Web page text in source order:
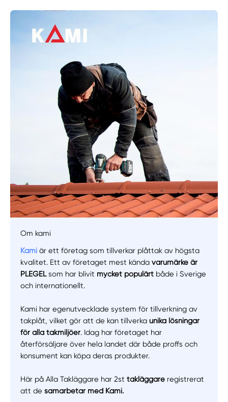
Manuellt Få hjälp
Välj tillvägagångssätt
Om kami
Kami är ett företag som tillverkar plåttak av högsta
kvalitet. Ett av företaget mest kändavarumärke är
PLEGELsom har blivit mycket populärt både i Sverige
och internationellt.
Kami har egenutvecklade system för tillverkning av
takplåt, vilket gör att de kan tillverkaunika lösningar
för alla takmiljöer. Idag har företaget har
återförsäljare över hela landet där både proffs och
konsument kan köpa deras produkter.
Här på Alla Takläggare har 2sttakläggare registrerat
att desamarbetar med Kami.